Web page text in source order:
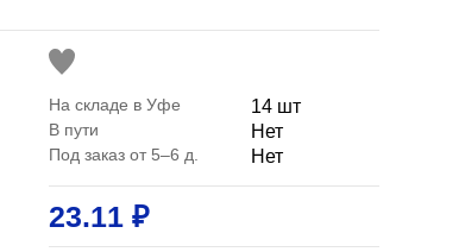
На складе в Уфе 14 шт
В пути Нет
Под заказ от 5–6 д. Нет
23.11 ₽